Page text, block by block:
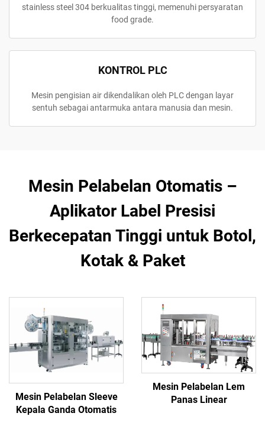
stainless steel 304 berkualitas tinggi, memenuhi persyaratan
food grade.
KONTROL PLC
Mesin pengisian air dikendalikan oleh PLC dengan layar
sentuh sebagai antarmuka antara manusia dan mesin.
Mesin Pelabelan Otomatis –
Aplikator Label Presisi
Berkecepatan Tinggi untuk Botol,
Kotak & Paket
Mesin Pelabelan Sleeve
Kepala Ganda Otomatis
Mesin Pelabelan Lem
Panas Linear